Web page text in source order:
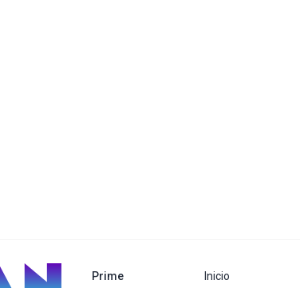
Primeabre en nueva pestaña
Inicio